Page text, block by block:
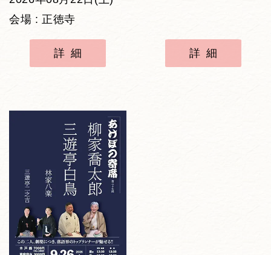
会場 : 正徳寺
詳細 詳細